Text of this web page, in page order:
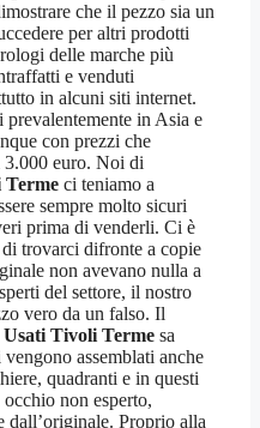
che il pezzo sia un
per altri prodotti
delle marche più
e venduti
in alcuni siti internet.
in Asia e
con prezzi che
3.000 euro. Noi di
Terme ci teniamo a
sempre molto sicuri
prima di venderli. Ci è
trovarci difronte a copie
non avevano nulla a
del settore, il nostro
vero da un falso. Il
Tivoli Terme sa
assemblati anche
quadranti e in questi
non esperto,
dall’originale. Proprio alla